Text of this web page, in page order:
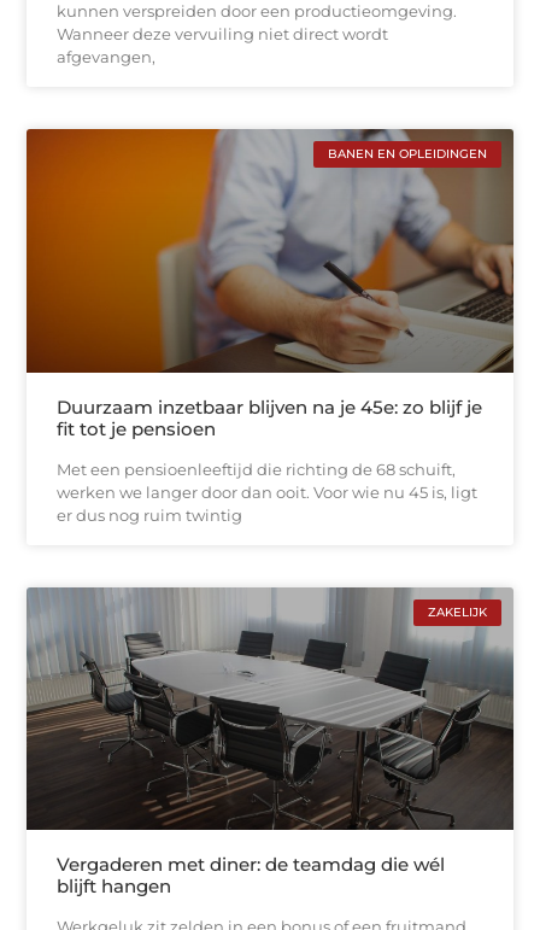
kunnen verspreiden door een productieomgeving.
Wanneer deze vervuiling niet direct wordt
afgevangen,
BANEN EN OPLEIDINGEN
Duurzaam inzetbaar blijven na je 45e: zo blijf je
fit tot je pensioen
Met een pensioenleeftijd die richting de 68 schuift,
werken we langer door dan ooit. Voor wie nu 45 is, ligt
er dus nog ruim twintig
ZAKELIJK
Vergaderen met diner: de teamdag die wél
blijft hangen